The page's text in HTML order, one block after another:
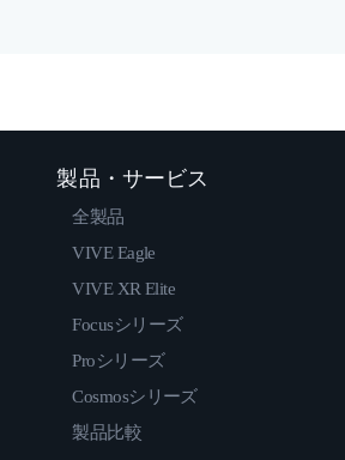
製品・サービス
全製品
VIVE Eagle
VIVE XR Elite
Focusシリーズ
Proシリーズ
Cosmosシリーズ
製品比較